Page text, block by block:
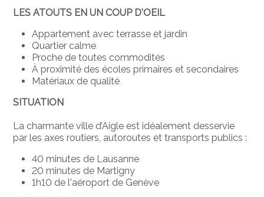
LES ATOUTS EN UN COUP D'OEIL
Appartement avec terrasse et jardin
Quartier calme
Proche de toutes commodités
À proximité des écoles primaires et secondaires
Matériaux de qualité
SITUATION
La charmante ville d’Aigle est idéalement desservie
par les axes routiers, autoroutes ettransports publics :
40 minutes de Lausanne
20 minutes de Martigny
1h10 de l'aéroport de Genève